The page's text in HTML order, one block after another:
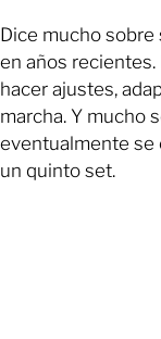
Dice mucho sobre
en años recientes.
hacer ajustes,
marcha. Y mucho
eventualmente se
un quinto set.